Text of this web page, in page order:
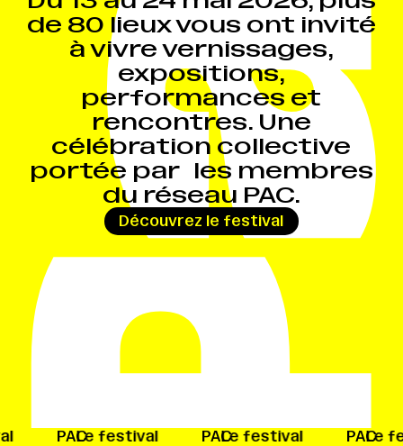
de 80 lieux vous ont invité
à vivre vernissages,
expositions,
performances et
rencontres. Une
célébration collective
portée par les membres
du réseau PAC.
Découvrez le festival
Le festival
PAC Le festival
PAC